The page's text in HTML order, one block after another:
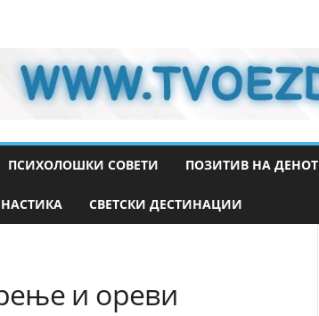
ПСИХОЛОШКИ СОВЕТИ ПОЗИТИВ НА ДЕНОТ
СВЕТСКИ ДЕСТИНАЦИИ
и ореви